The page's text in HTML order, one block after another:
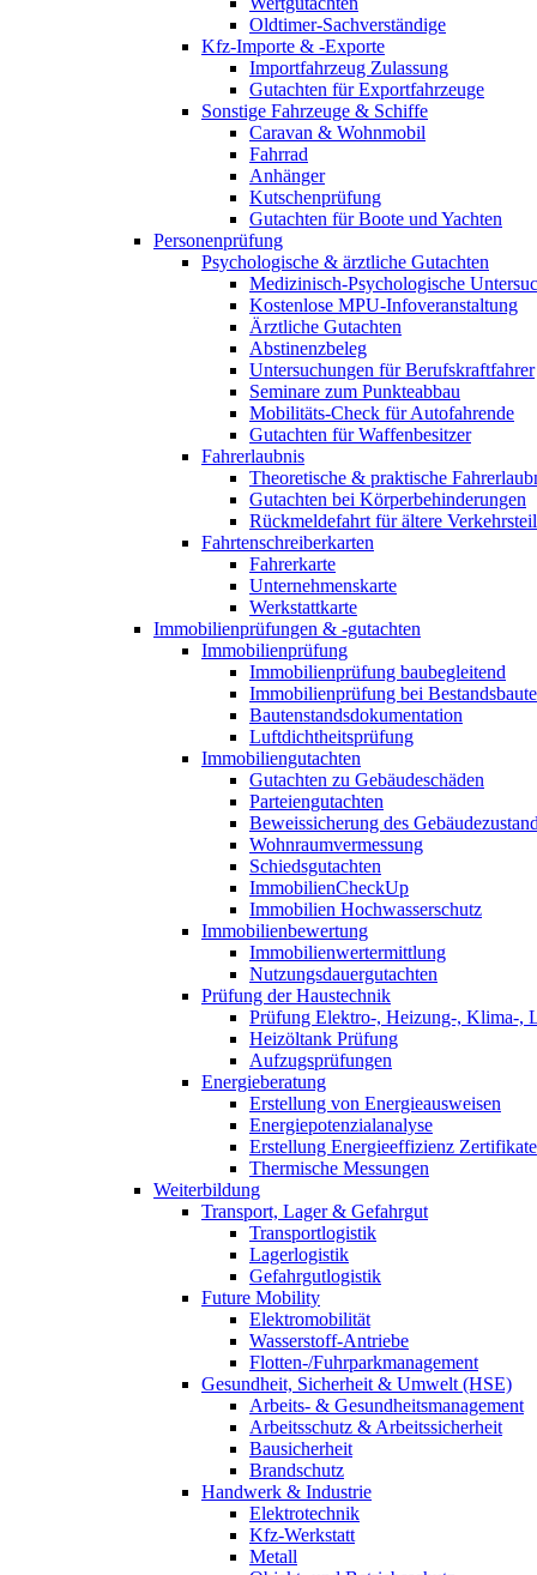
Oldtimer-Sachverständige
Kfz-Importe & -Exporte
Importfahrzeug Zulassung
Gutachten für Exportfahrzeuge
Sonstige Fahrzeuge & Schiffe
Caravan & Wohnmobil
Fahrrad
Anhänger
Kutschenprüfung
Gutachten für Boote und Yachten
Personenprüfung
Psychologische & ärztliche Gutachten
Medizinisch-Psychologische
Kostenlose MPU-Infoveranstaltung
Ärztliche Gutachten
Abstinenzbeleg
Untersuchungen für Berufskraftfahrer
Seminare zum Punkteabbau
Mobilitäts-Check für Autofahrende
Gutachten für Waffenbesitzer
Fahrerlaubnis
Theoretische & praktische
Gutachten bei Körperbehinderungen
Rückmeldefahrt für ältere
Fahrtenschreiberkarten
Fahrerkarte
Unternehmenskarte
Werkstattkarte
Immobilienprüfungen & -gutachten
Immobilienprüfung
Immobilienprüfung baubegleitend
Immobilienprüfung bei
Bautenstandsdokumentation
Luftdichtheitsprüfung
Immobiliengutachten
Gutachten zu Gebäudeschäden
Parteiengutachten
Beweissicherung des
Wohnraumvermessung
Schiedsgutachten
ImmobilienCheckUp
Immobilien Hochwasserschutz
Immobilienbewertung
Immobilienwertermittlung
Nutzungsdauergutachten
Prüfung der Haustechnik
Prüfung Elektro-, Heizung-, Klima-,
Heizöltank Prüfung
Aufzugsprüfungen
Energieberatung
Erstellung von Energieausweisen
Energiepotenzialanalyse
Erstellung Energieeffizienz Zertifikate
Thermische Messungen
Weiterbildung
Transport, Lager & Gefahrgut
Transportlogistik
Lagerlogistik
Gefahrgutlogistik
Future Mobility
Elektromobilität
Wasserstoff-Antriebe
Flotten-/Fuhrparkmanagement
Gesundheit, Sicherheit & Umwelt (HSE)
Arbeits- & Gesundheitsmanagement
Arbeitsschutz & Arbeitssicherheit
Bausicherheit
Brandschutz
Handwerk & Industrie
Elektrotechnik
Kfz-Werkstatt
Metall